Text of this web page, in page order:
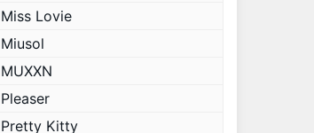
Miss Lovie
Miusol
MUXXN
Pleaser
Pretty Kitty